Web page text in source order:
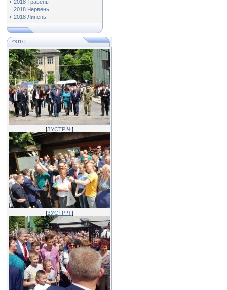
2018 Травень
2018 Червень
2018 Липень
ФОТО
[ЗУСТРІЧІ]
[ЗУСТРІЧІ]